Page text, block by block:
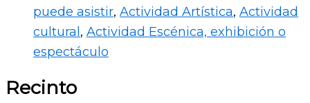
puede asistir, Actividad Artística, Actividad
cultural, Actividad Escénica, exhibición o
espectáculo
Recinto